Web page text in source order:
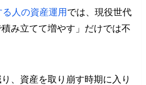
人の資産運用 では、現役世代
み立てて増やす」だけでは不
、資産を取り崩す時期に入り